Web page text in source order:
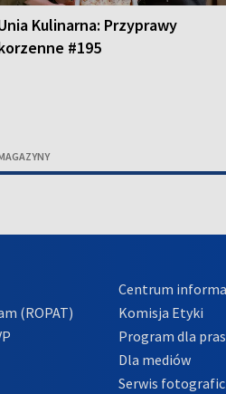
Kulinarna: Przyprawy
#195
(ROPAT)
Centrum
Komisja Etyki
Program dla
Dla mediów
Serwis